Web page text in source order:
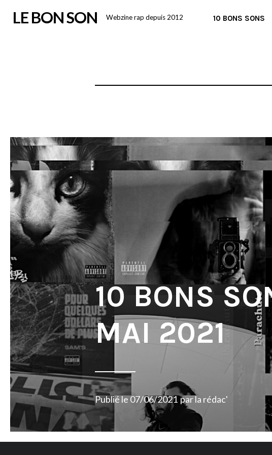
LE BON SON Webzine rap depuis 2012 10 BONS SONS
10 BONS
MAI 2021
Publié le07/06/2021 parla rédac'